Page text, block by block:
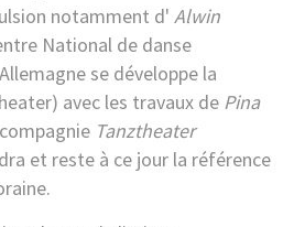
notamment d' Alwin
National de danse
se développe la
avec les travaux de Pina
Tanztheater
et reste à ce jour la référence